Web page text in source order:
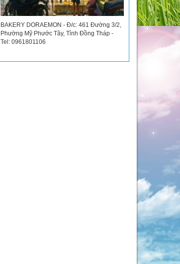
BAKERY DORAEMON - Đ/c: 461 Đường 3/2,
Phường Mỹ Phước Tây, Tỉnh Đồng Tháp -
Tel: 0961801106